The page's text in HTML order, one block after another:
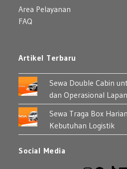
Area Pelayanan
FAQ
Artikel Terbaru
Sewa Double Cabin
dan Operasional
Sewa Traga Box
Kebutuhan Logistik
Social Media